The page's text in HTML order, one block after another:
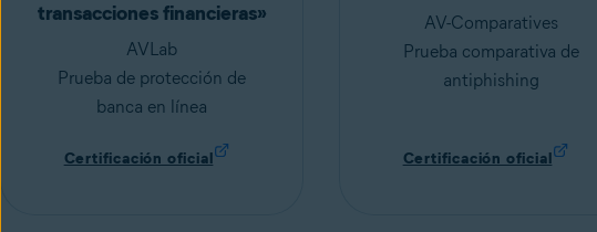
transacciones financieras»
AVLab
Prueba de protección de
banca en línea
Certificación oficial
AV-Comparatives
Prueba comparativa de
antiphishing
Certificación oficial